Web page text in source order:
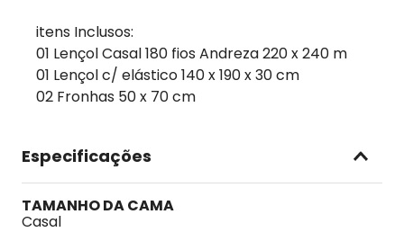
itens Inclusos:
01 Lençol Casal 180 fios Andreza 220 x 240 m
01 Lençol c/ elástico 140 x 190 x 30 cm
02 Fronhas 50 x 70 cm
Especificações
TAMANHO DA CAMA
Casal